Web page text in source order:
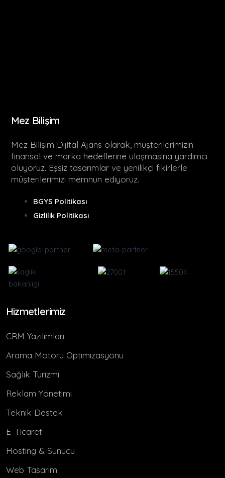
Mez Bilişim
Mez Bilişim Dijital Ajans olarak, müşterilerimizin
finansal ve marka hedeflerine ulaşmasına yardımcı
oluyoruz. Eşsiz tasarımlar ve yenilikçi fikirlerle
müşterilerimizi memnun ediyoruz.
BGYS Politikası
Gizlilik Politikası
Hizmetlerimiz
CRM Yazılımları
Arama Motoru Optimizasyonu
Sağlık Turizmi
Reklam Yönetimi
Teknik Destek
E-Ticaret
Hosting & Sunucu
Web Tasarım